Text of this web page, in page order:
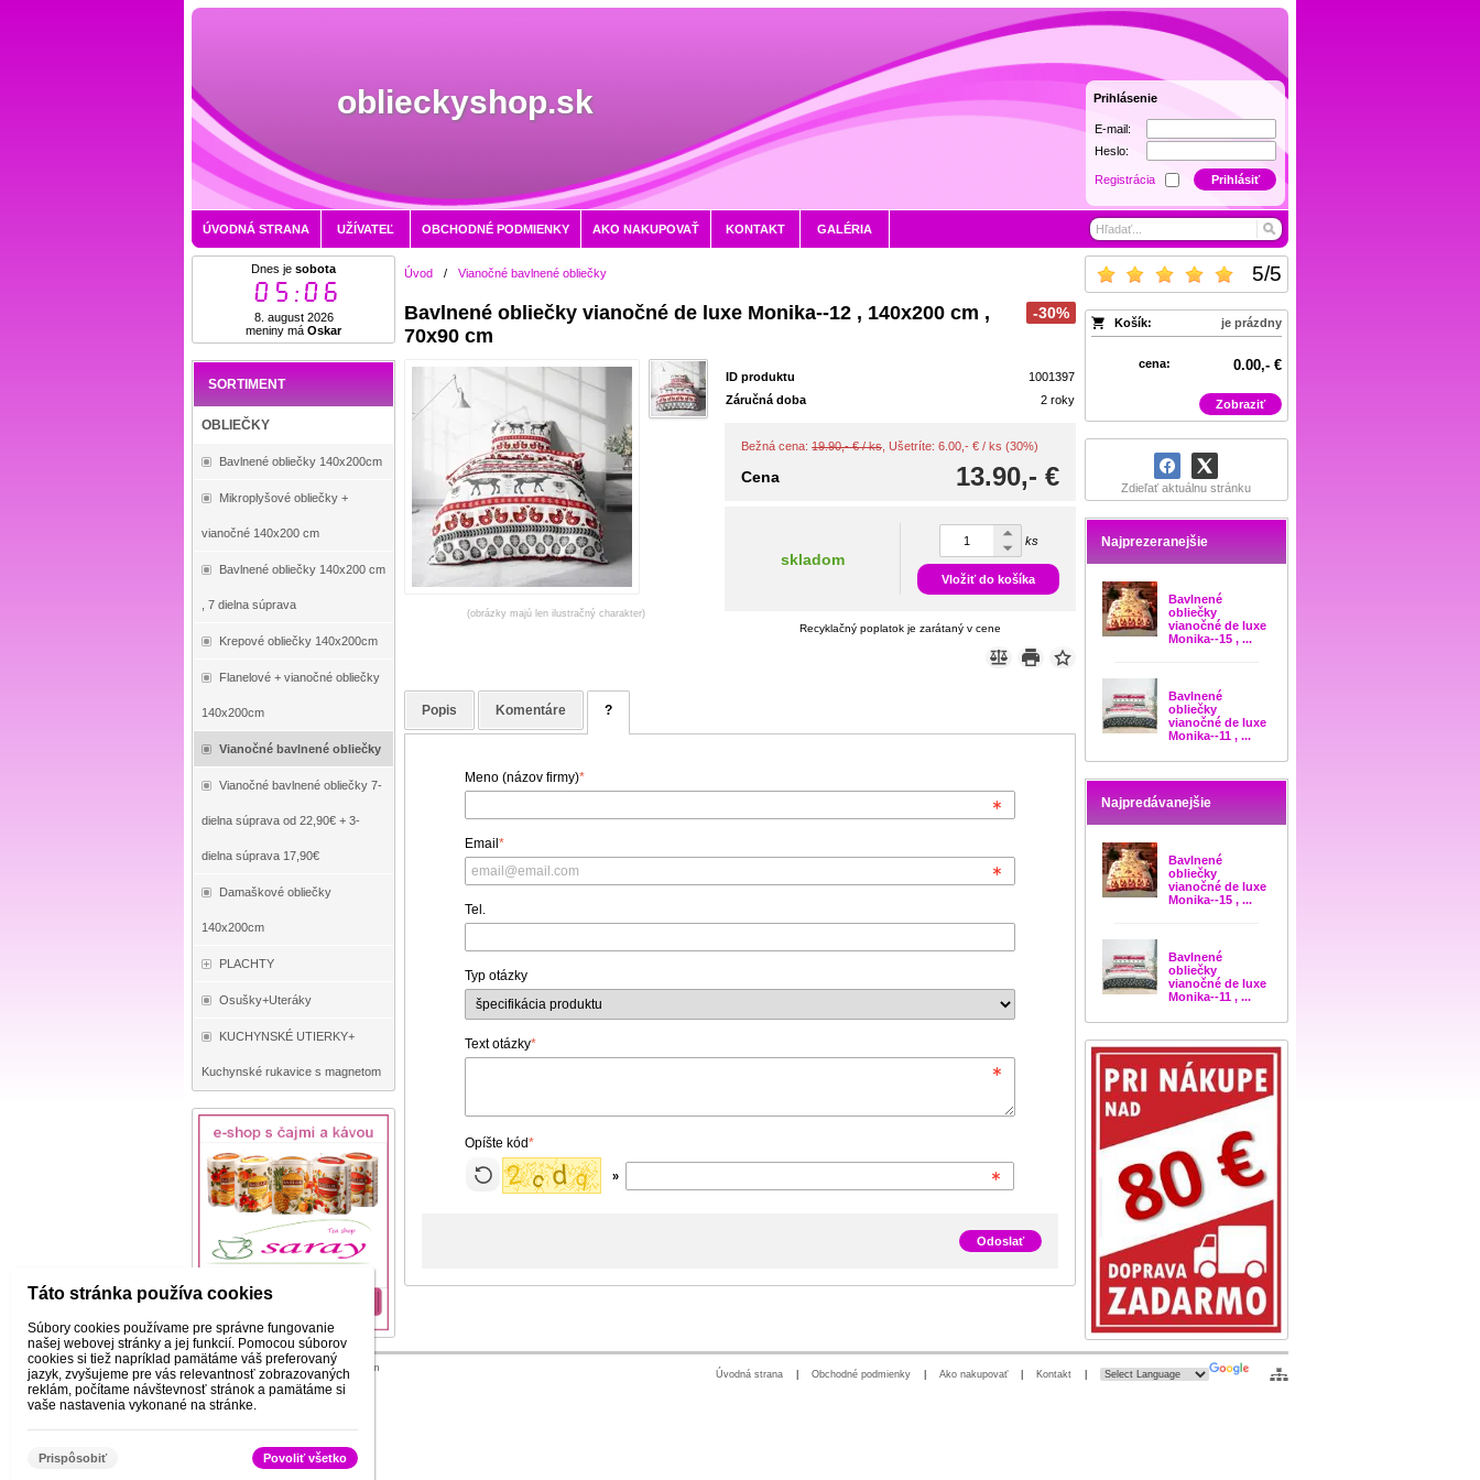
Prihlásenie
E-mail:
Heslo:
Registrácia Prihlásiť
oblieckyshop.sk
ÚVODNÁ STRANA UŽÍVATEĽ OBCHODNÉ PODMIENKY AKO NAKUPOVAŤ KONTAKT GALÉRIA
Dnes jesobota
05:06
8. august 2026
meniny máOskar
SORTIMENT
OBLIEČKY
Bavlnené obliečky 140x200cm
Mikroplyšové obliečky +
vianočné 140x200 cm
Bavlnené obliečky 140x200 cm
, 7 dielna súprava
Krepové obliečky 140x200cm
Flanelové + vianočné obliečky
140x200cm
Vianočné bavlnené obliečky
Vianočné bavlnené obliečky 7-
dielna súprava od 22,90€ + 3-
dielna súprava 17,90€
Damaškové obliečky
140x200cm
PLACHTY
Osušky+Uteráky
KUCHYNSKÉ UTIERKY+
Kuchynské rukavice s magnetom
5/5
Košík: je prázdny
cena: 0.00,- €
Zobraziť
Zdieľať aktuálnu stránku
Najprezeranejšie
Bavlnené
obliečky
vianočné de luxe
Monika--15 , ...
Bavlnené
obliečky
vianočné de luxe
Monika--11 , ...
Najpredávanejšie
Bavlnené
obliečky
vianočné de luxe
Monika--15 , ...
Bavlnené
obliečky
vianočné de luxe
Monika--11 , ...
Úvod / Vianočné bavlnené obliečky
-30%
Bavlnené obliečky vianočné de luxe Monika--12 , 140x200 cm ,
70x90 cm
(obrázky majú len ilustračný charakter)
ID produktu
1001397
Záručná doba
2 roky
Bežná cena:19.90,- € / ks , Ušetríte: 6.00,- € / ks (30%)
13.90,- €
Cena
skladom
ks
Vložiť do košíka
Recyklačný poplatok je zarátaný v cene
Popis Komentáre ?
Meno (názov firmy)*
Email*
Tel.
Typ otázky
Text otázky*
Opíšte kód*
»
Odoslať
© 2026 WEXBO | www.wexbo.com
Úvodná strana Obchodné podmienky Ako nakupovať| Kontakt
Táto stránka používa cookies
Súbory cookies používame pre správne fungovanie
našej webovej stránky a jej funkcií. Pomocou súborov
cookies si tiež napríklad pamätáme váš preferovaný
jazyk, zvyšujeme pre vás relevantnosť zobrazovaných
reklám, počítame návštevnosť stránok a pamätáme si
vaše nastavenia vykonané na stránke.
Prispôsobiť Povoliť všetko